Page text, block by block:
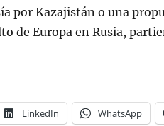
por Kazajistán o una
de Europa en Rusia,
LinkedIn WhatsApp